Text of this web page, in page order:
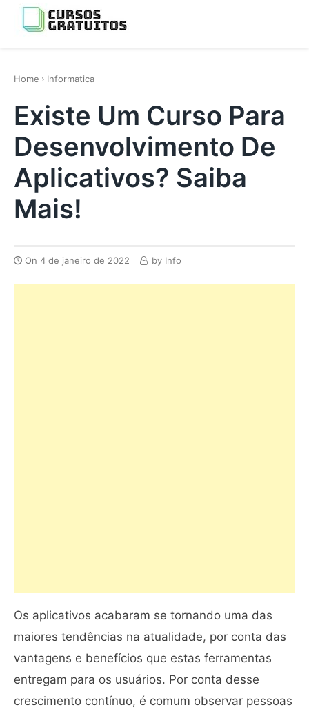
content
Home › Informatica
Existe Um Curso Para
Desenvolvimento De
Aplicativos? Saiba
Mais!
On 4 de janeiro de 2022 by Info
Os aplicativos acabaram se tornando uma das
maiores tendências na atualidade, por conta das
vantagens e benefícios que estas ferramentas
entregam para os usuários. Por conta desse
crescimento contínuo, é comum observar pessoas